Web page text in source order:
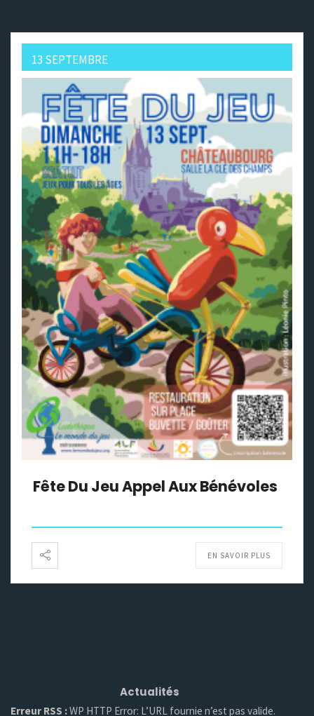
13 SEPTEMBRE
Fête Du Jeu Appel Aux Bénévoles
EN SAVOIR PLUS
Actualités
Erreur RSS :WP HTTP Error: L’URL fournie n’est pas valide.